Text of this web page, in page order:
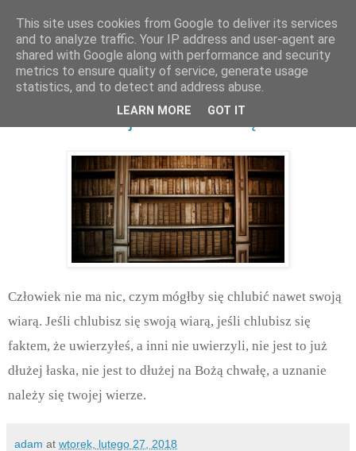
wtorek, lutego 27, 2018
Zbawienie nie jest w twoich rękach!
Człowiek nie ma nic, czym mógłby się chlubić nawet swoją
wiarą. Jeśli chlubisz się swoją wiarą, jeśli chlubisz się
faktem, że uwierzyłeś, a inni nie uwierzyli, nie jest to już
dłużej łaska, nie jest to dłużej na Bożą chwałę, a uznanie
należy się twojej wierze.
adam at wtorek, lutego 27, 2018
This site uses cookies from Google to deliver its services
and to analyze traffic. Your IP address and user-agent are
shared with Google along with performance and security
metrics to ensure quality of service, generate usage
statistics, and to detect and address abuse.
LEARN MORE GOT IT